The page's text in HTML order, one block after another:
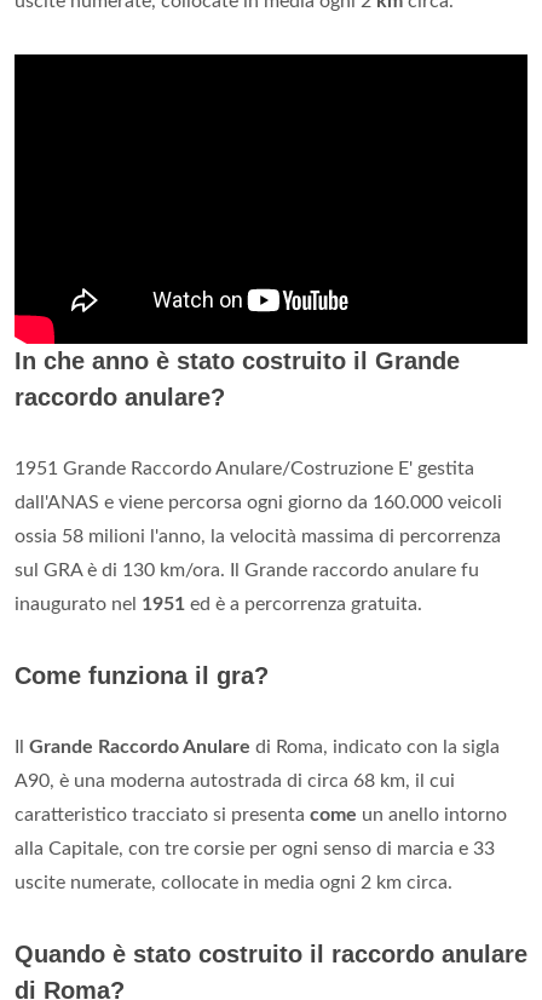
In che anno è stato costruito il Grande
raccordo anulare?
1951 Grande Raccordo Anulare/Costruzione E' gestita
dall'ANAS e viene percorsa ogni giorno da 160.000 veicoli
ossia 58 milioni l'anno, la velocità massima di percorrenza
sul GRA è di 130 km/ora. Il Grande raccordo anulare fu
inaugurato nel 1951 ed è a percorrenza gratuita.
Come funziona il gra?
Grande Raccordo Anulare di Roma, indicato con la sigla
A90, è una moderna autostrada di circa 68 km, il cui
caratteristico tracciato si presenta come un anello intorno
alla Capitale, con tre corsie per ogni senso di marcia e 33
uscite numerate, collocate in media ogni 2 km circa.
Quando è stato costruito il raccordo anulare
di Roma?